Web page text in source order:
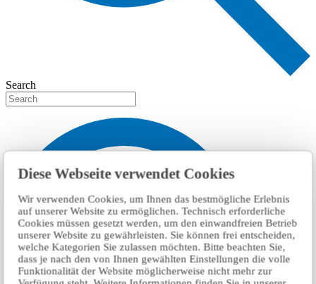
Diese Webseite verwendet Cookies
Wir verwenden Cookies, um Ihnen das bestmögliche Erlebnis
auf unserer Website zu ermöglichen. Technisch erforderliche
Cookies müssen gesetzt werden, um den einwandfreien Betrieb
unserer Website zu gewährleisten. Sie können frei entscheiden,
welche Kategorien Sie zulassen möchten. Bitte beachten Sie,
dass je nach den von Ihnen gewählten Einstellungen die volle
Funktionalität der Website möglicherweise nicht mehr zur
Search